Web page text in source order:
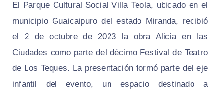
El Parque Cultural Social Villa Teola, ubicado en el
municipio Guaicaipuro del estado Miranda, recibió
el 2 de octubre de 2023 la obra Alicia en las
Ciudades como parte del décimo Festival de Teatro
de Los Teques. La presentación formó parte del eje
infantil del evento, un espacio destinado a